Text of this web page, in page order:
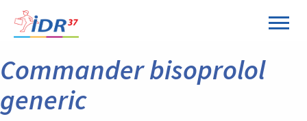
Commander bisoprolol
generic